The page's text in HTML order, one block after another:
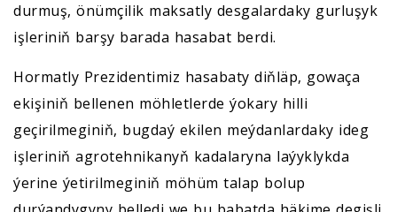
durmuş, önümçilik maksatly desgalardaky gurluşyk
işleriniň barşy barada hasabat berdi.
Hormatly Prezidentimiz hasabaty diňläp, gowaça
ekişiniň bellenen möhletlerde ýokary hilli
geçirilmeginiň, bugdaý ekilen meýdanlardaky ideg
işleriniň agrotehnikanyň kadalaryna laýyklykda
ýerine ýetirilmeginiň möhüm talap bolup